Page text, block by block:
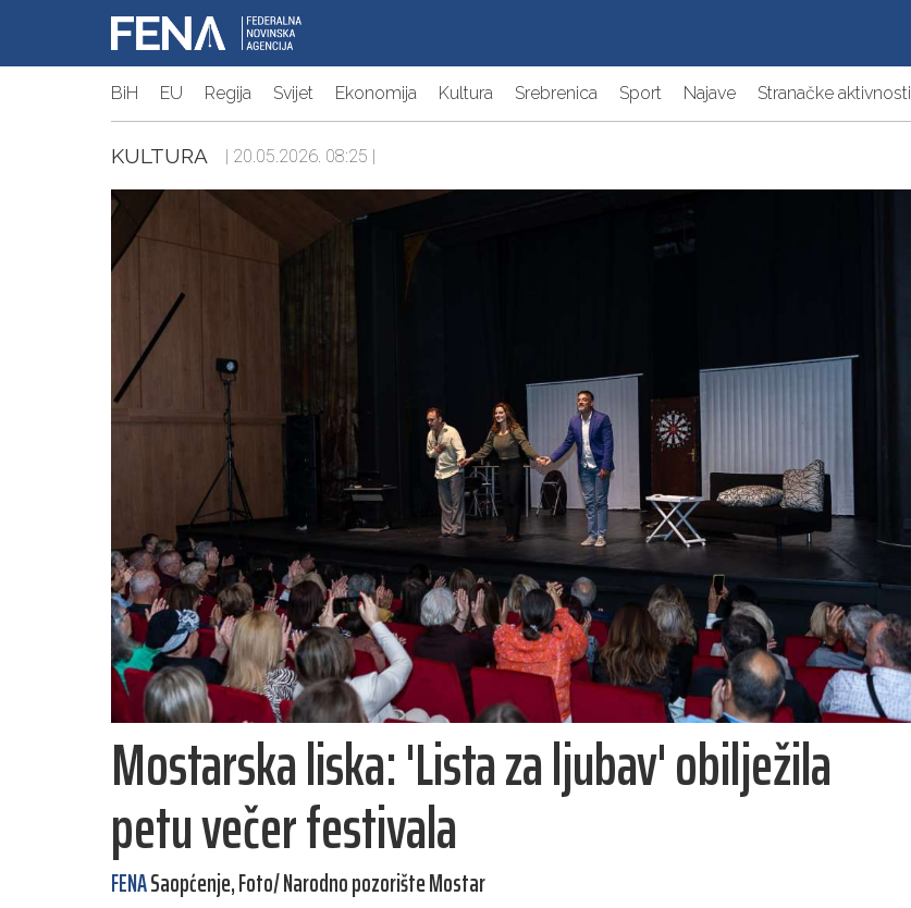
BiH EU Regija Svijet Ekonomija Kultura Srebrenica Sport Najave Stranačke aktivnosti
KULTURA | 20.05.2026. 08:25 |
Mostarska liska: 'Lista za ljubav' obilježila
petu večer festivala
FENASaopćenje, Foto/ Narodno pozorište Mostar